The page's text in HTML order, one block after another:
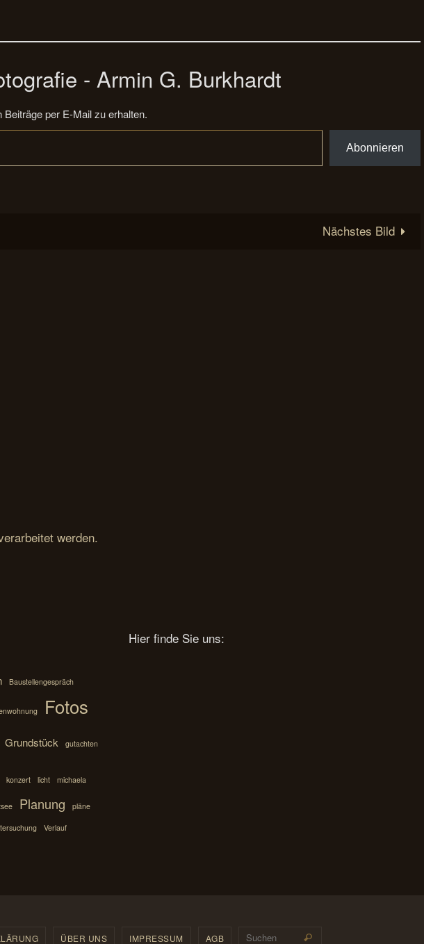
- Armin G. Burkhardt
per E-Mail zu erhalten.
Abonnieren
Nächstes Bild
werden.
Baustellengespräch
Fotos
Grundstück gutachten
konzert licht michaela
Planung pläne
Verlauf
Hier finde Sie uns:
ÜBER UNS IMPRESSUM AGB Suchen